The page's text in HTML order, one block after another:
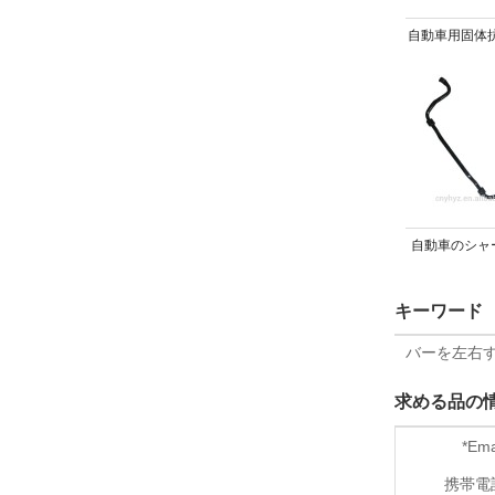
自動車用固体
自動車のシャ
ステム
キーワード
バーを左右
求める品の
*
携帯電